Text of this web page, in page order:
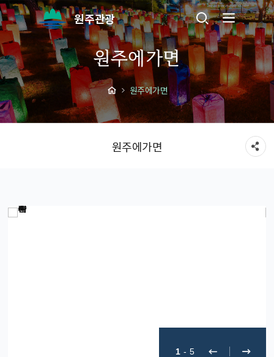
원주관광
원주에가면
원주에가면
원주에가면
1 - 5